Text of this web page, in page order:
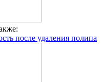
после удаления полипа